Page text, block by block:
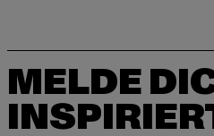
MELDE